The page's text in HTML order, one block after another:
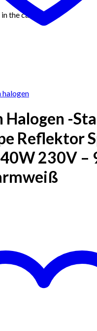
the cart.
halogen
Halogen -
Reflektor
230V –